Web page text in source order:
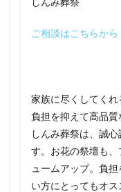
ご相談はこちらから
家族に尽くしてくれ
負担を抑えて高品
しんみ葬祭は、誠
す。お花の祭壇も
ュームアップ。負
い方にとってもオス